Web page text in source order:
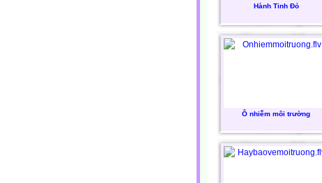
Hành Tinh Đỏ
Ô nhiễm môi trường